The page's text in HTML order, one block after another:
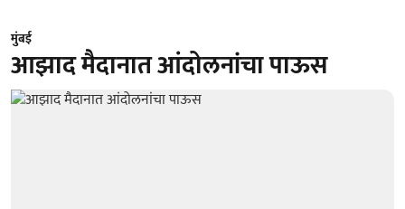
मुंबई
आझाद मैदानात आंदोलनांचा पाऊस